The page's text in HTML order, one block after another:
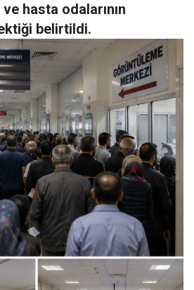
ve hasta odalarının
belirtildi.